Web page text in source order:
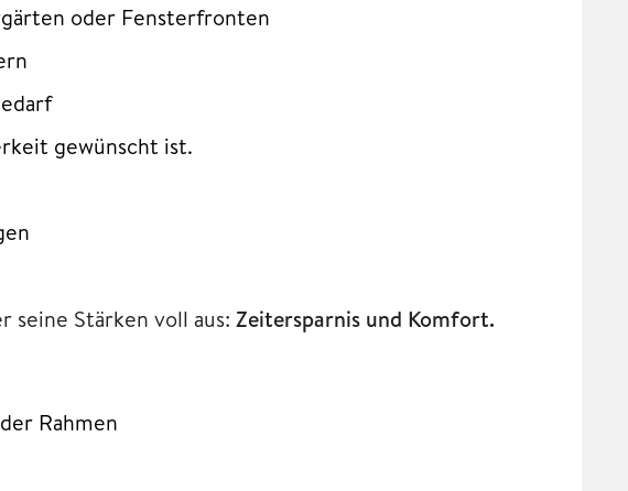
oder Fensterfronten
gewünscht ist.
seine Stärken voll aus:Zeitersparnis und Komfort.
Rahmen